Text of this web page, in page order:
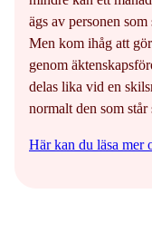
ägs av personen
Men kom ihåg att
genom
delas lika vid en
normalt den som står
Här kan du läsa mer